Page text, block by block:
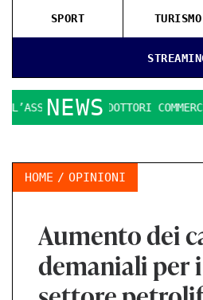
SPORT TURISMO
NEWS
DOTTORI
HOME OPINIONI
Aumento dei
demaniali per